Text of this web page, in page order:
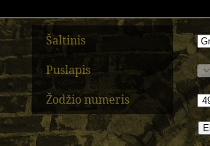
Šaltinis
Puslapis
Žodžio numeris